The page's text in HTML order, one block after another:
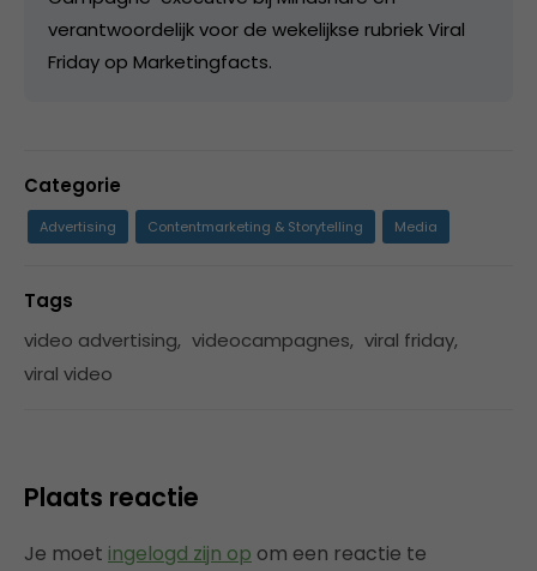
verantwoordelijk voor de wekelijkse rubriek Viral
Friday op Marketingfacts.
Categorie
Advertising Contentmarketing & Storytelling Media
Tags
video advertising, videocampagnes, viral friday,
viral video
Plaats reactie
Je moet ingelogd zijn op om een reactie te